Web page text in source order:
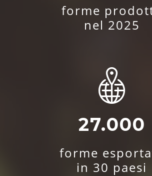
forme
nel 2025
27.000
forme
in 30 paesi